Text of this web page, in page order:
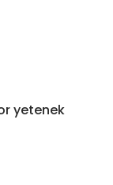
yetenek